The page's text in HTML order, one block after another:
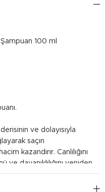
100 ml
ve dolayısıyla
saçın
kazandırır. Canlılığını
ve dayanıklılığını yeniden